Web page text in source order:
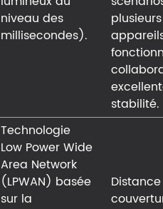
niveau des
millisecondes).
plusieurs
stabilité.
Technologie
Low Power Wide
Area Network
(LPWAN) basée
sur la